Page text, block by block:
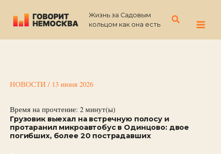
содержимому
Жизнь за Садовым
кольцом как она есть
Поиск
НОВОСТИ / 13 июня 2026
Время на прочтение: 2 минут(ы)
Грузовик выехал на встречную полосу и
протаранил микроавтобус в Одинцово: двое
погибших, более 20 пострадавших